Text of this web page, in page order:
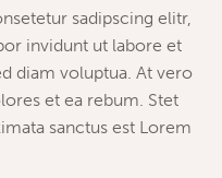
sadipscing elitr,
invidunt ut labore et
diam voluptua. At vero
et ea rebum. Stet
sanctus est Lorem